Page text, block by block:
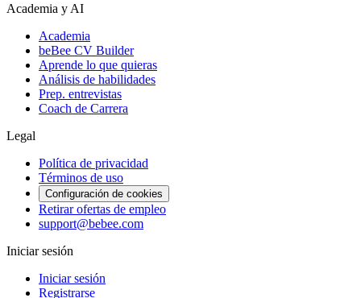
Academia y AI
Academia
beBee CV Builder
Aprende lo que quieras
Análisis de habilidades
Prep. entrevistas
Coach de Carrera
Legal
Política de privacidad
Términos de uso
Configuración de cookies
Retirar ofertas de empleo
support@bebee.com
Iniciar sesión
Iniciar sesión
Registrarse